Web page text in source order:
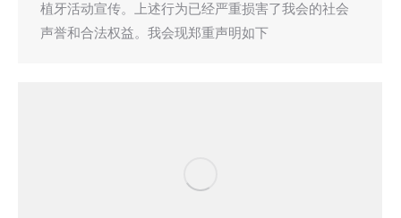
植牙活动宣传。上述行为已经严重损害了我会的社会
声誉和合法权益。我会现郑重声明如下